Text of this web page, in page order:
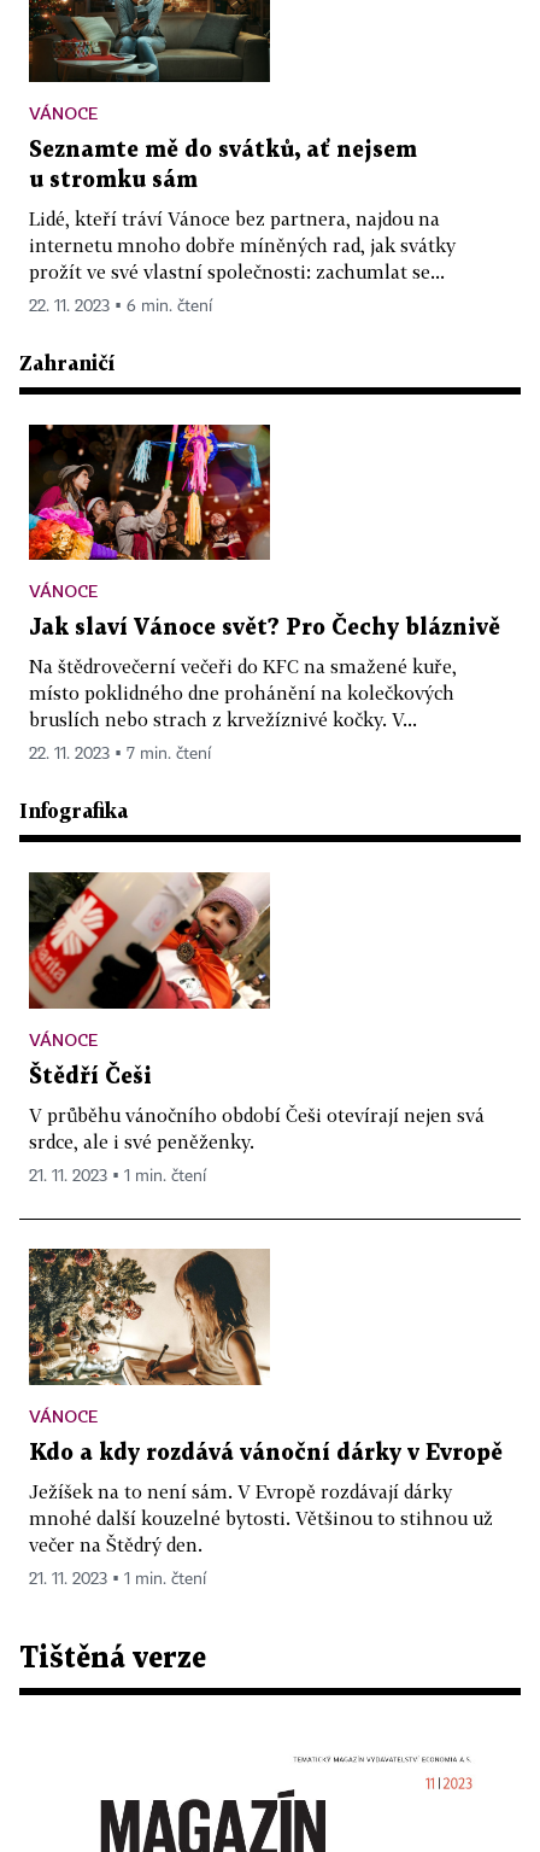
VÁNOCE
Seznamte mě do svátků, ať nejsem
u stromku sám
Lidé, kteří tráví Vánoce bez partnera, najdou na
internetu mnoho dobře míněných rad, jak svátky
prožít ve své vlastní společnosti: zachumlat se...
22. 11. 2023 ▪ 6 min. čtení
Zahraničí
VÁNOCE
Jak slaví Vánoce svět? Pro Čechy bláznivě
Na štědrovečerní večeři do KFC na smažené kuře,
místo poklidného dne prohánění na kolečkových
bruslích nebo strach z krvežíznivé kočky. V...
22. 11. 2023 ▪ 7 min. čtení
Infografika
VÁNOCE
Štědří Češi
V průběhu vánočního období Češi otevírají nejen svá
srdce, ale i své peněženky.
21. 11. 2023 ▪ 1 min. čtení
VÁNOCE
Kdo a kdy rozdává vánoční dárky v Evropě
Ježíšek na to není sám. V Evropě rozdávají dárky
mnohé další kouzelné bytosti. Většinou to stihnou už
večer na Štědrý den.
21. 11. 2023 ▪ 1 min. čtení
Tištěná verze